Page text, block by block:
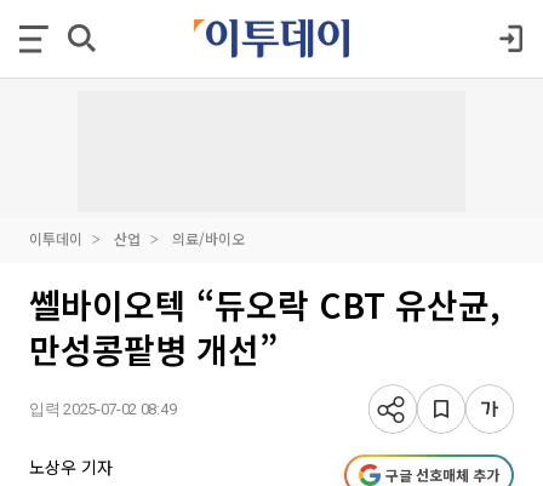
이투데이 산업 의료/바이오
쎌바이오텍 “듀오락 CBT 유산균,
만성콩팥병 개선”
입력 2025-07-02 08:49
노상우 기자 구글 선호매체 추가